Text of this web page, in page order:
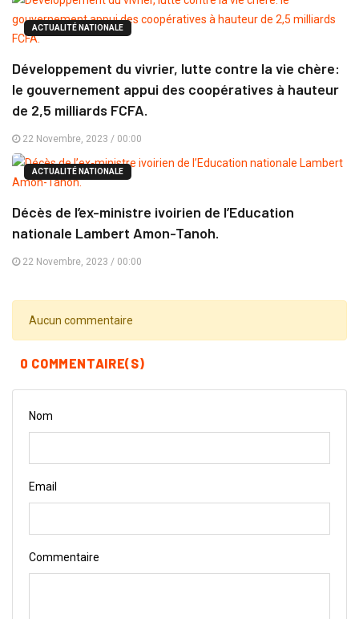
ACTUALITÉ NATIONALE
Développement du vivrier, lutte contre la vie chère:
le gouvernement appui des coopératives à hauteur
de 2,5 milliards FCFA.
22 Novembre, 2023 / 00:00
ACTUALITÉ NATIONALE
Décès de l’ex-ministre ivoirien de l’Education
nationale Lambert Amon-Tanoh.
22 Novembre, 2023 / 00:00
Aucun commentaire
0 COMMENTAIRE(S)
Nom
Email
Commentaire